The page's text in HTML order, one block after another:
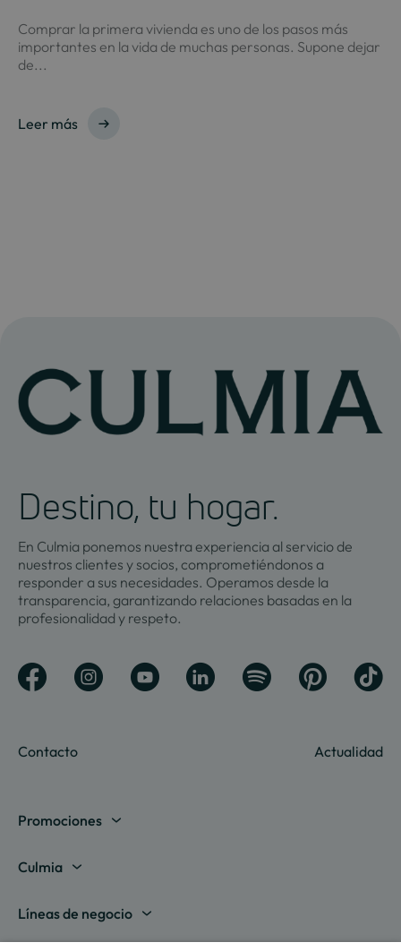
Comprar la primera vivienda es uno de los pasos más
importantes en la vida de muchas personas. Supone dejar
de...
Leer más
Destino, tu hogar.
En Culmia ponemos nuestra experiencia al servicio de
nuestros clientes y socios, comprometiéndonos a
responder a sus necesidades. Operamos desde la
transparencia, garantizando relaciones basadas en la
profesionalidad y respeto.
Contacto Actualidad
Promociones
Culmia
Sobre nosotros
Destino Culmia
Líneas de negocio